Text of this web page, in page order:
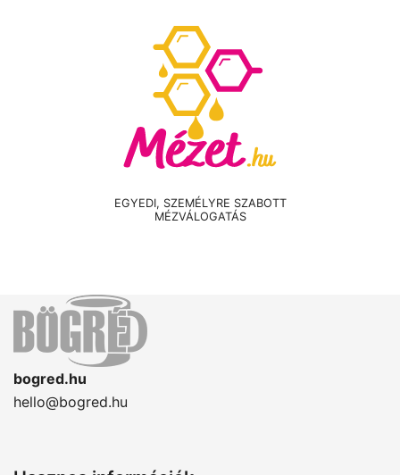
EGYEDI, SZEMÉLYRE SZABOTT
MÉZVÁLOGATÁS
bogred.hu
hello@bogred.hu